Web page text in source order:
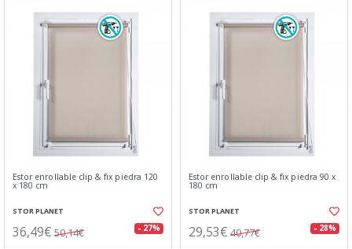
Estor enrollable clip & fix piedra 120
x 180 cm
STOR PLANET
36,49€ 50,14€ - 27%
Estor enrollable clip & fix piedra 90 x
180 cm
STOR PLANET
29,53€ 40,77€ - 28%